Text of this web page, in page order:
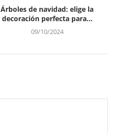
Árboles de navidad: elige la
decoración perfecta para...
09/10/2024